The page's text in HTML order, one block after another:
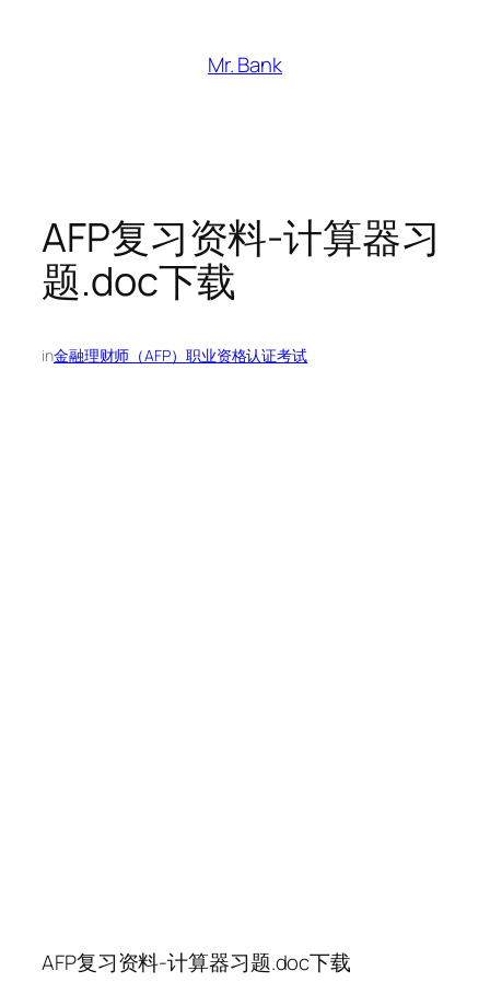
Mr. Bank
AFP复习资料-计算器习
题.doc下载
in金融理财师（AFP）职业资格认证考试
AFP复习资料-计算器习题.doc下载